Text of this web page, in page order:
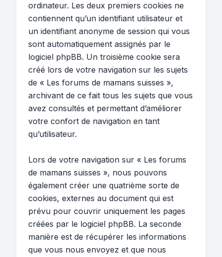
ordinateur. Les deux premiers cookies ne
contiennent qu’un identifiant utilisateur et
un identifiant anonyme de session qui vous
sont automatiquement assignés par le
logiciel phpBB. Un troisième cookie sera
créé lors de votre navigation sur les sujets
de « Les forums de mamans suisses »,
archivant de ce fait tous les sujets que vous
avez consultés et permettant d’améliorer
votre confort de navigation en tant
qu’utilisateur.
Lors de votre navigation sur « Les forums
de mamans suisses », nous pouvons
également créer une quatrième sorte de
cookies, externes au document qui est
prévu pour couvrir uniquement les pages
créées par le logiciel phpBB. La seconde
manière est de récupérer les informations
que vous nous envoyez et que nous